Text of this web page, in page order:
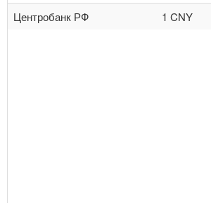
Центробанк РФ 1 CNY